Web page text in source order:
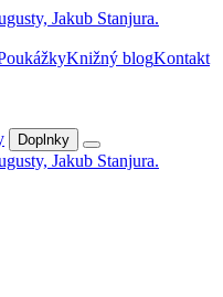
Knižný blogKontakt
Doplnky